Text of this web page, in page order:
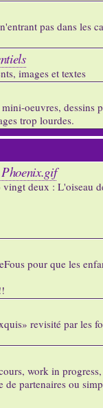
pas dans les
images et textes
oeuvres, dessins
trop lourdes.
deux : L'oiseau
pour que les
revisité par les
work in
partenaires ou